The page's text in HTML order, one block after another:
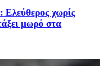
χωρίς
μωρό στα